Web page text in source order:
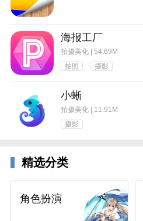
海报工厂
拍摄美化 | 54.69M
拍照
摄影
小蜥
拍摄美化 | 11.91M
摄影
精选分类
角色扮演